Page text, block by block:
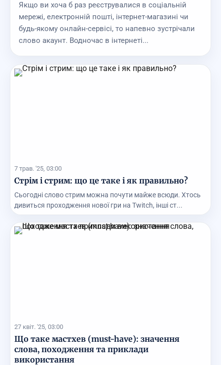
Якщо ви хоча б раз реєструвалися в соціальній
мережі, електронній пошті, інтернет-магазині чи
будь-якому онлайн-сервісі, то напевно зустрічали
слово акаунт. Водночас в інтернеті...
7 трав. '25, 03:00
Стрім і стрим: що це таке і як правильно?
Сьогодні слово стрим можна почути майже всюди. Хтось
дивиться проходження нової гри на Twitch, інші ст...
27 квіт. '25, 03:00
Що таке мастхев (must-have): значення
слова, походження та приклади
використання